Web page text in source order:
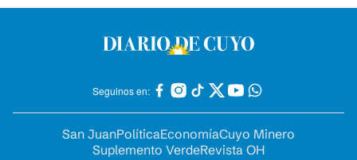
Seguinos en:
San JuanPolíticaEconomíaCuyo Minero
Suplemento VerdeRevista OH